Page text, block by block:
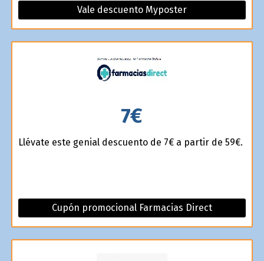
Vale descuento Myposter
7€
Llévate este genial descuento de 7€ a partir de 59€.
Cupón promocional Farmacias Direct